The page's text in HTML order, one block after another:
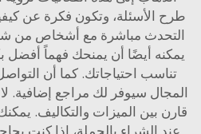
وتكون فكرة عن كيفية
مباشرة مع أشخاص من شركة
أيضًا أن يمنحك فهماً أفضل
احتياجاتك. كما أن التواصل مع
سيوفر لك مراجع إضافية. لا
بين الميزات والتكاليف. يمكنك